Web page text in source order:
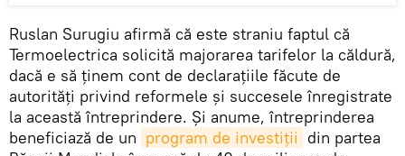
Ruslan Surugiu afirmă că este straniu faptul că
Termoelectrica solicită majorarea tarifelor la căldură,
dacă e să ținem cont de declarațiile făcute de
autorități privind reformele și succesele înregistrate
la această întreprindere. Și anume, întreprinderea
beneficiază de un program de investiții din partea